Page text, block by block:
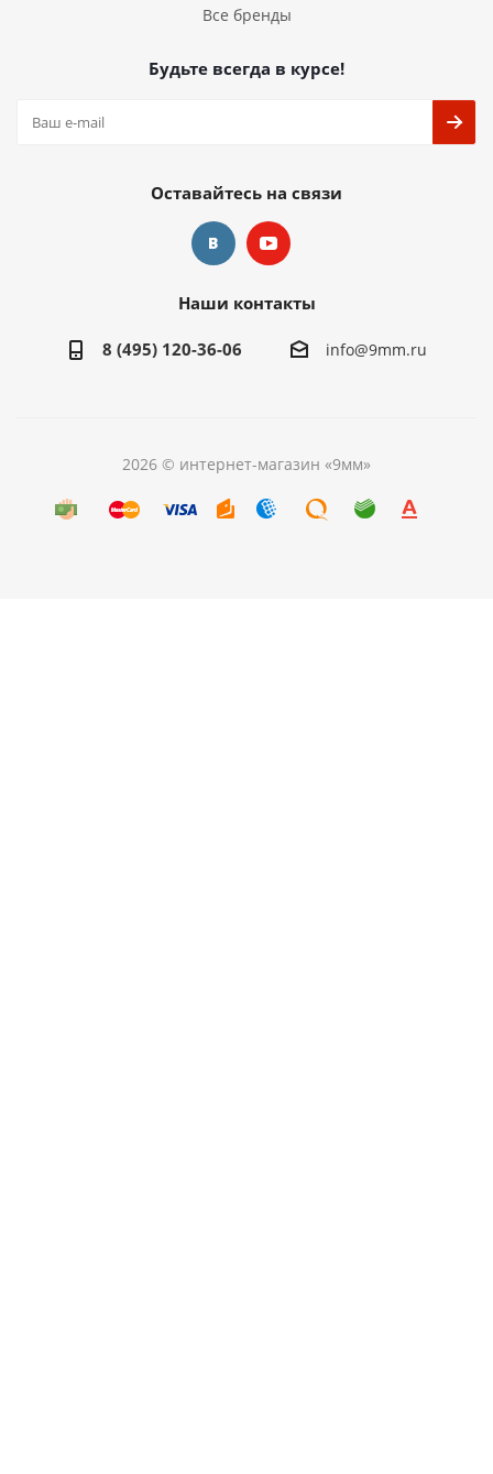
Все бренды
Будьте всегда в курсе!
Оставайтесь на связи
Наши контакты
8 (495) 120-36-06 info@9mm.ru
2026 © интернет-магазин «9мм»